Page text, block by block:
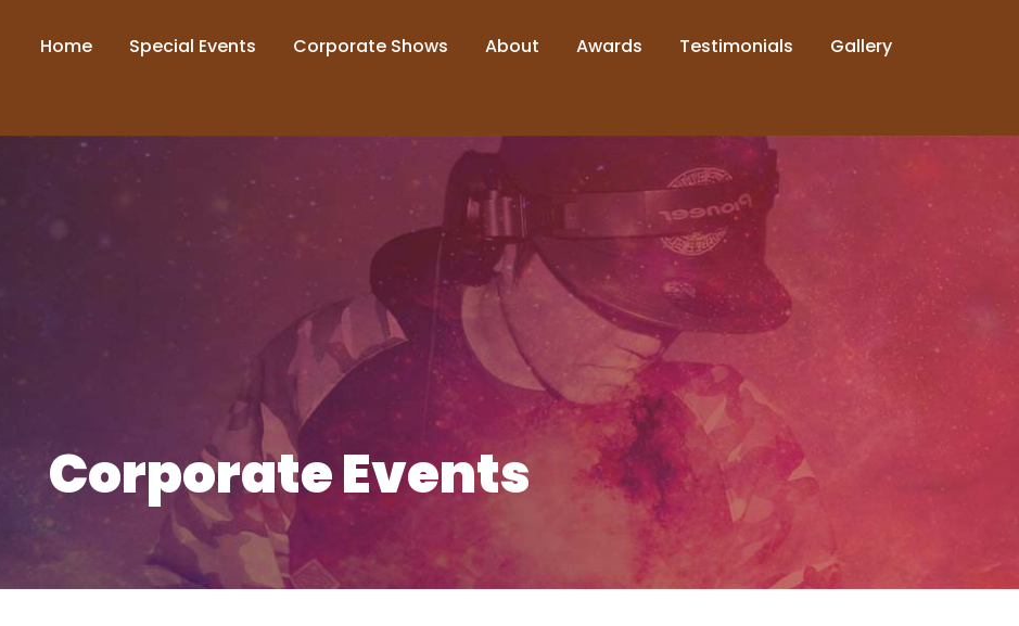
Home Special Events Corporate Shows About Awards Testimonials Gallery
Corporate Events